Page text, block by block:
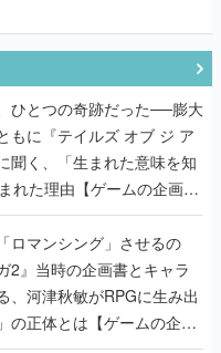
ひとつの奇跡だった──膨大
もに『テイルズ オブ ジ ア
聞く、「生まれた意味を知
れた理由【ゲームの企画
ロマンシング」させるの
2』当時の企画書とキャラ
、河津秋敏がRPGに生み出
の正体とは【ゲームの企画